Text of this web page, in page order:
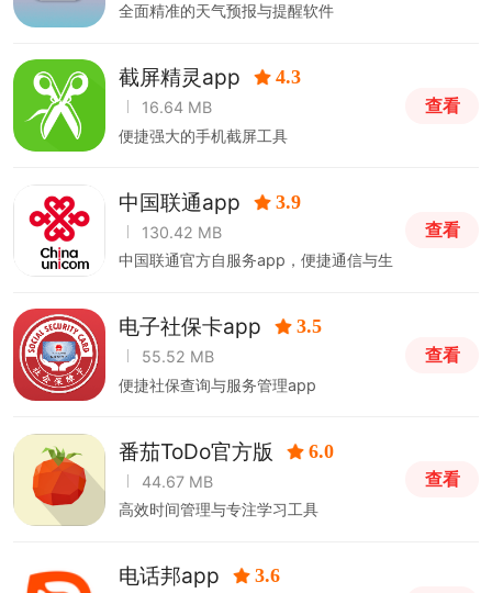
全面精准的天气预报与提醒软件
截屏精灵app 4.3
16.64 MB
便捷强大的手机截屏工具
查看
中国联通app 3.9
130.42 MB
中国联通官方自服务app，便捷通信与生
查看
电子社保卡app 3.5
55.52 MB
便捷社保查询与服务管理app
查看
番茄ToDo官方版 6.0
44.67 MB
高效时间管理与专注学习工具
查看
电话邦app 3.6